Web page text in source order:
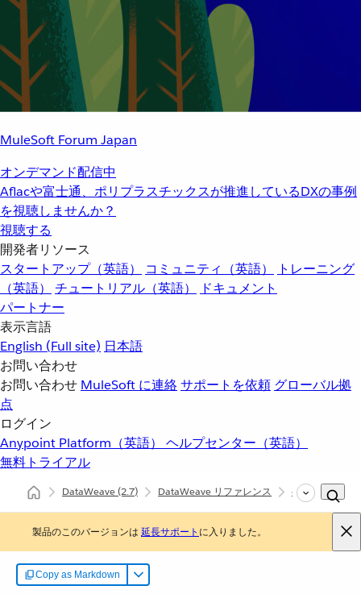
MuleSoft Forum Japan
オンデマンド配信中
Aflacや富士通、ポリプラスチックスが推進しているDXの事例
を視聴しませんか？
視聴する
開発者リソース
スタートアップ（英語）
コミュニティ（英語）
トレーニング
（英語）
チュートリアル（英語）
ドキュメント
パートナー
表示言語
English (Full site) 日本語
お問い合わせ
お問い合わせ MuleSoft に連絡サポートを依頼 グローバル拠
点
ログイン
Anypoint Platform（英語） ヘルプセンター（英語）
無料トライアル
DataWeave(2.7) DataWeave リファレンス dw::util::Math
製品のこのバージョンは 延長サポート に入りました。
Copy as Markdown